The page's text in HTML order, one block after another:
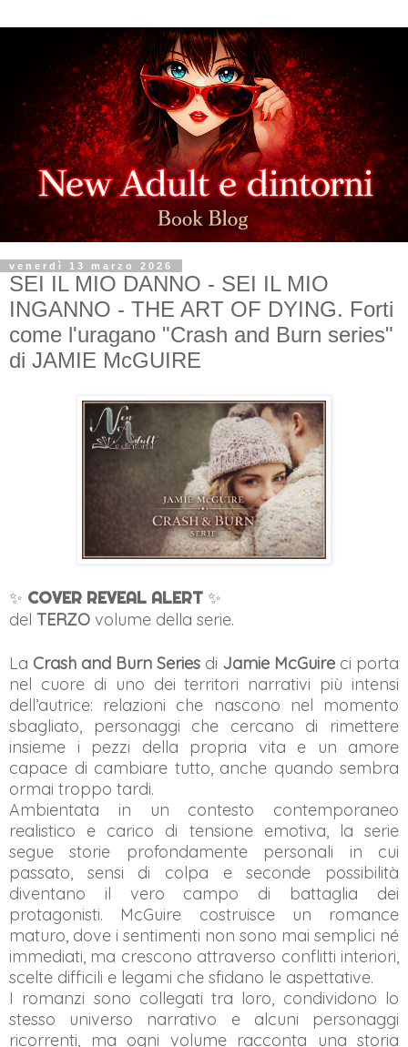
venerdì 13 marzo 2026
SEI IL MIO DANNO - SEI IL MIO
INGANNO - THE ART OF DYING. Forti
come l'uragano "Crash and Burn series"
di JAMIE McGUIRE
✨ COVER REVEAL ALERT ✨
del TERZO volume della serie.
La Crash and Burn Series di Jamie McGuire ci porta
nel cuore di uno dei territori narrativi più intensi
dell’autrice: relazioni che nascono nel momento
sbagliato, personaggi che cercano di rimettere
insieme i pezzi della propria vita e un amore
capace di cambiare tutto, anche quando sembra
ormai troppo tardi.
Ambientata in un contesto contemporaneo
realistico e carico di tensione emotiva, la serie
segue storie profondamente personali in cui
passato, sensi di colpa e seconde possibilità
diventano il vero campo di battaglia dei
protagonisti. McGuire costruisce un romance
maturo, dove i sentimenti non sono mai semplici né
immediati, ma crescono attraverso conflitti interiori,
scelte difficili e legami che sfidano le aspettative.
I romanzi sono collegati tra loro, condividono lo
stesso universo narrativo e alcuni personaggi
ricorrenti, ma ogni volume racconta una storia